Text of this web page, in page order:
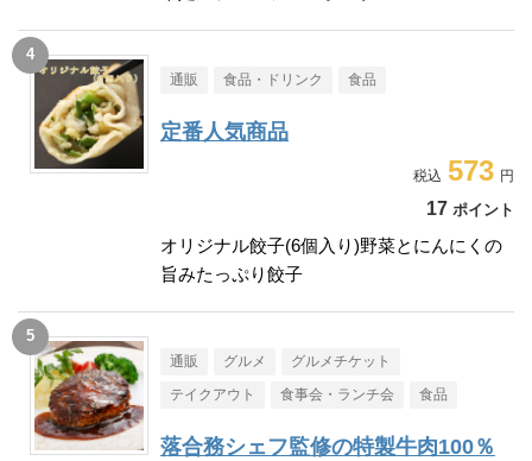
通販 食品・ドリンク 食品
定番人気商品
573
17 ポイント
オリジナル餃子(6個入り)野菜とにんにくの
旨みたっぷり餃子
通販 グルメ グルメチケット
テイクアウト 食事会・ランチ会 食品
落合務シェフ監修の特製牛肉100％